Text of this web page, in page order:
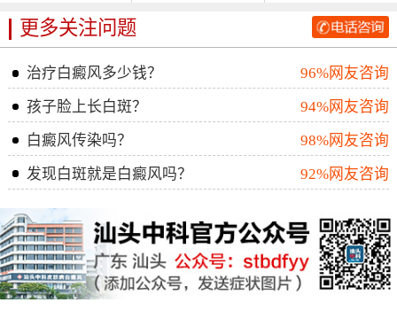
更多关注问题
治疗白癜风多少钱？
96%网友咨询
孩子脸上长白斑？
94%网友咨询
白癜风传染吗？
98%网友咨询
发现白斑就是白癜风吗？
92%网友咨询